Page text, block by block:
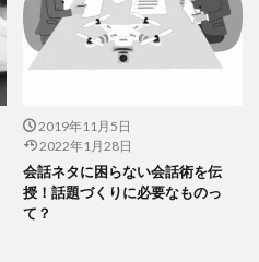
2019年11月5日
2022年1月28日
会話ネタに困らない会話術を伝
授！話題づくりに必要なものっ
て？